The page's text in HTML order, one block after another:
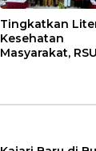
Tingkatkan
Kesehatan
Masyarakat,